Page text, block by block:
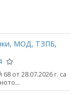
МОД, ТЗПБ,
от 28.07.2026 г. са